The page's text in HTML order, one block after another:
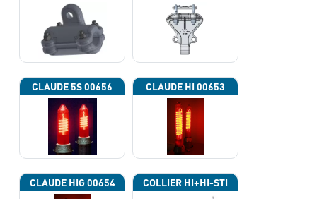
CLAUDE 5S 00656 CLAUDE HI 00653
CLAUDE HIG 00654 COLLIER HI+HI-STI